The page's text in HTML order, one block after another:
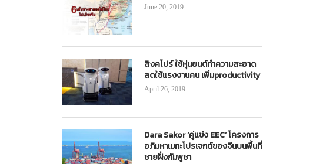
June 20, 2019
สิงคโปร์ ใช้หุ่นยนต์ทำความสะอาด
ลดใช้แรงงานคน เพิ่มproductivity
April 26, 2019
Dara Sakor ‘คู่แข่ง EEC’ โครงการ
อภิมหาเมกะโปรเจกต์ของจีนบนพื้นที่
ชายฝั่งกัมพูชา